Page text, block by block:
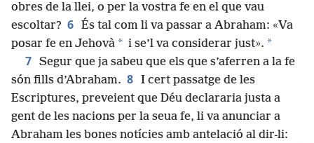
obres de la llei, o per la vostra fe en el que vau
escoltar? 6 És tal com li va passar a Abraham: «Va
posar fe en Jehovà * i se’l va considerar just». *
7 Segur que ja sabeu que els que s’aferren a la fe
són fills d’Abraham. 8 I cert passatge de les
Escriptures, preveient que Déu declararia justa a
gent de les nacions per la seua fe, li va anunciar a
Abraham les bones notícies amb antelació al dir-li: